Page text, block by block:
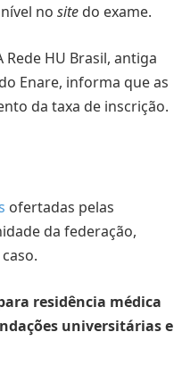
no site do exame.
HU Brasil, antiga
Enare, informa que as
da taxa de inscrição.
ofertadas pelas
da federação,
residência médica
universitárias e